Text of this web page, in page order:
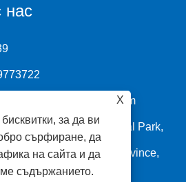
нас
Dongliuting Industrial Park,
City, Shandong Province,
X
за да ви
сърфиране, да
на сайта и да
съдържанието.